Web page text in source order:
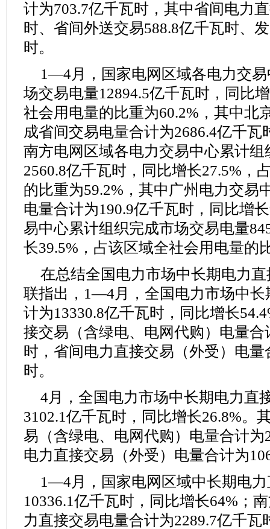
计为703.7亿千瓦时，其中省间电力
时、省间外送交易588.8亿千瓦时、
时。
1—4月，国家电网区域各电力交
场交易电量12894.5亿千瓦时，同比
社会用电量的比重为60.2%，其中北
成省间交易电量合计为2686.4亿千瓦
南方电网区域各电力交易中心累计
2560.8亿千瓦时，同比增长27.5%，
的比重为59.2%，其中广州电力交易
电量合计为190.9亿千瓦时，同比增
易中心累计组织完成市场交易电量
长39.5%，占该区域全社会用电量的
在总结全国电力市场中长期电力
联指出，1—4月，全国电力市场中长
计为13330.8亿千瓦时，同比增长
接交易（含绿电、电网代购）电量合
时，省间电力直接交易（外受）电量
时。
4月，全国电力市场中长期电力直
3102.1亿千瓦时，同比增长26.8%。
易（含绿电、电网代购）电量合计为
电力直接交易（外受）电量合计为
1—4月，国家电网区域中长期电
10336.1亿千瓦时，同比增长64%；
力直接交易电量合计为2289.7亿千瓦